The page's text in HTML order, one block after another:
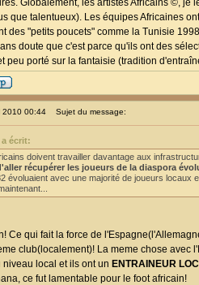
Globalement, les artistes Africains ©,
que talentueux). Les équipes Africaines
des "petits poucets" comme la Tunisie
doute que c'est parce qu'ils ont des
peu porté sur la fantaisie (tradition
2010 00:44 Sujet du message:
écrit:
doivent travailler davantage aux
récupérer les joueurs de la diaspora
évoluaient avec une majorité de joueurs locaux
Ce qui fait la force de
club(localement)! La meme chose avec
local et ils ont un ENTRAINEUR
ce fut lamentable pour le foot africain!